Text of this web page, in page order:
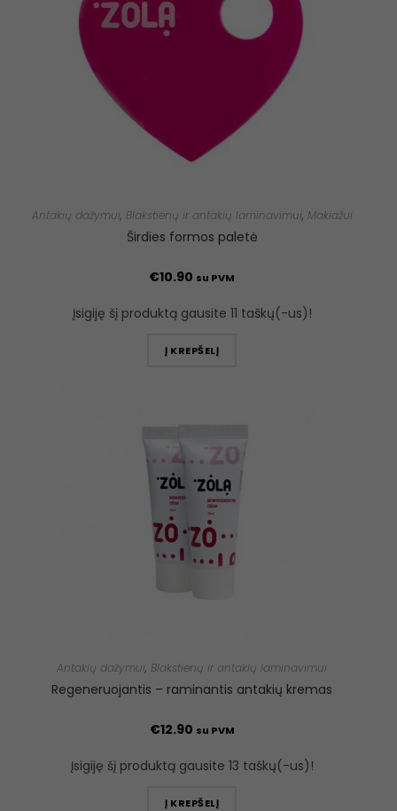
Antakių dažymui, Blakstienų ir antakių laminavimui, Makiažui
Širdies formos paletė
€10.90 su PVM
Įsigiję šį produktą gausite 11 taškų(-us)!
Į KREPŠELĮ
Antakių dažymui, Blakstienų ir antakių laminavimui
Regeneruojantis – raminantis antakių kremas
€12.90 su PVM
Įsigiję šį produktą gausite 13 taškų(-us)!
Į KREPŠELĮ